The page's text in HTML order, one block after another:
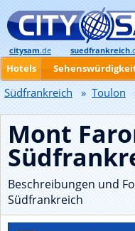
Mont
Beschreibungen und
Südfrankreich
citysam.de suedfrankreich
Hotels
Südfrankreich » Toulon